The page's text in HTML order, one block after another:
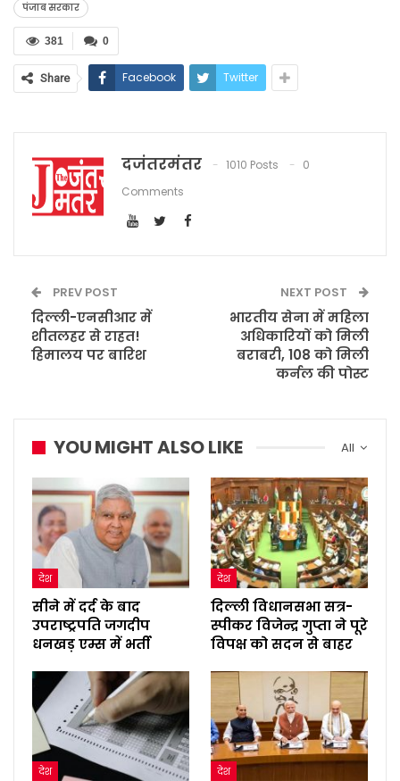
पंजाब सरकार
0
381
Share Facebook Twitter
दजंतरमंतर 1010 Posts
0
Comments
PREV POST
दिल्ली-एनसीआर में
शीतलहर से राहत!
हिमालय पर बारिश
NEXT POST
भारतीय सेना में महिला
अधिकारियों को मिली
बराबरी, 108 को मिली
कर्नल की पोस्ट
All
YOU MIGHT ALSO LIKE
देश
सीने में दर्द के बाद
उपराष्ट्रपति जगदीप
धनखड़ एम्स में भर्ती
देश
दिल्ली विधानसभा सत्र-
स्पीकर विजेन्द्र गुप्ता ने पूरे
विपक्ष को सदन से बाहर
देश देश